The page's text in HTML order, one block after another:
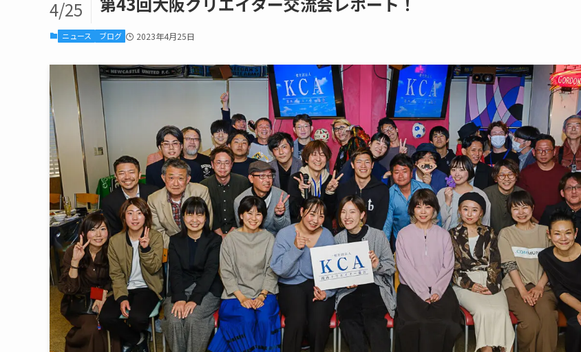
4/25
ニュース ブログ 2023年4月25日